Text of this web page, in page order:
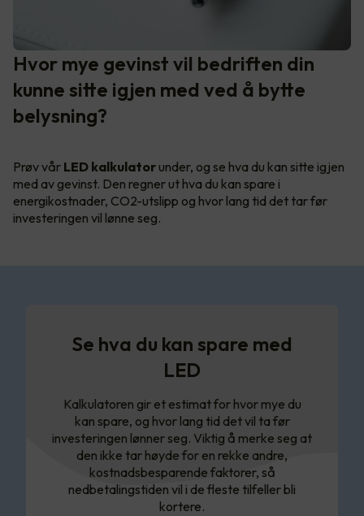
Hvor mye gevinst vil bedriften din
kunne sitte igjen med ved å bytte
belysning?
Prøv vår LED kalkulator under, og se hva du kan sitte igjen
med av gevinst. Den regner ut hva du kan spare i
energikostnader, CO2-utslipp og hvor lang tid det tar før
investeringen vil lønne seg.
Se hva du kan spare med
LED
Kalkulatoren gir et estimat for hvor mye du
kan spare, og hvor lang tid det vil ta før
investeringen lønner seg. Viktig å merke seg at
den ikke tar høyde for en rekke andre,
kostnadsbesparende faktorer, så
nedbetalingstiden vil i de fleste tilfeller bli
kortere.